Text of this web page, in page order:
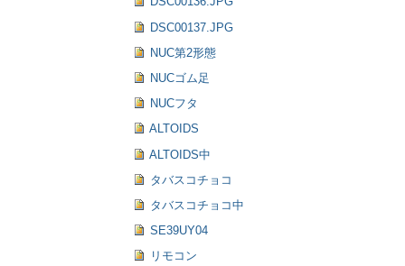
DSC00137.JPG
NUC第2形態
NUCゴム足
NUCフタ
ALTOIDS
ALTOIDS中
タバスコチョコ
タバスコチョコ中
SE39UY04
リモコン